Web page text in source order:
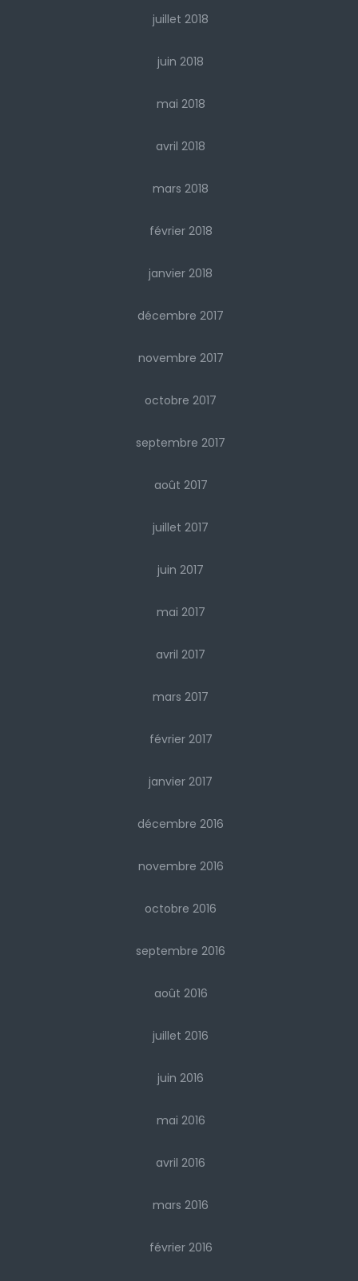
juillet 2018
juin 2018
mai 2018
avril 2018
mars 2018
février 2018
janvier 2018
décembre 2017
novembre 2017
octobre 2017
septembre 2017
août 2017
juillet 2017
juin 2017
mai 2017
avril 2017
mars 2017
février 2017
janvier 2017
décembre 2016
novembre 2016
octobre 2016
septembre 2016
août 2016
juillet 2016
juin 2016
mai 2016
avril 2016
mars 2016
février 2016